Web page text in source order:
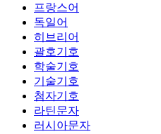
프랑스어
독일어
히브리어
괄호기호
학술기호
기술기호
첨자기호
라틴문자
러시아문자